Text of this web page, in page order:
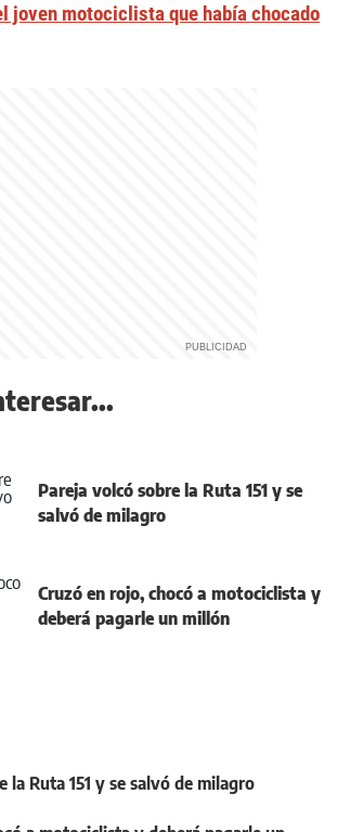
joven motociclista que había chocado
Pareja volcó sobre la Ruta 151 y se
salvó de milagro
Cruzó en rojo, chocó a motociclista y
deberá pagarle un millón
la Ruta 151 y se salvó de milagro